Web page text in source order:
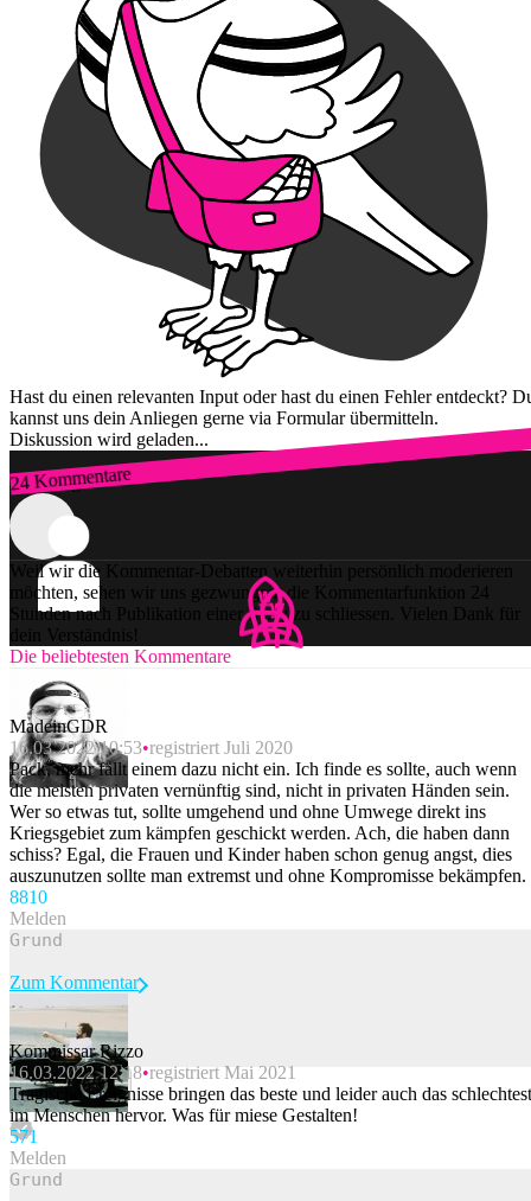
Hast du einen relevanten Input oder hast du einen Fehler entdeckt?
kannst uns dein Anliegen gerne via Formular übermitteln.
Diskussion wird geladen...
24 Kommentare
Zum Login
Weil wir die Kommentar-Debatten weiterhin persönlich moderieren
möchten, sehen wir uns gezwungen, die Kommentarfunktion 24
Stunden nach Publikation einer Story zu schliessen. Vielen Dank für
dein Verständnis!
Die beliebtesten Kommentare
MadeinGDR
16.03.2022 10:53 registriert Juli 2020
Pack, mehr fällt einem dazu nicht ein. Ich finde es sollte, auch wenn
die meisten privaten vernünftig sind, nicht in privaten Händen sein.
Wer so etwas tut, sollte umgehend und ohne Umwege direkt ins
Kriegsgebiet zum kämpfen geschickt werden. Ach, die haben dann
schiss? Egal, die Frauen und Kinder haben schon genug angst, dies
auszunutzen sollte man extremst und ohne Kompromisse bekämpfen.
8810
Melden
Beitrag melden
Zum Kommentar
Kommissar Rizzo
16.03.2022 12:18 registriert Mai 2021
Tragische Ereignisse bringen das beste und leider auch das
im Menschen hervor. Was für miese Gestalten!
571
Melden